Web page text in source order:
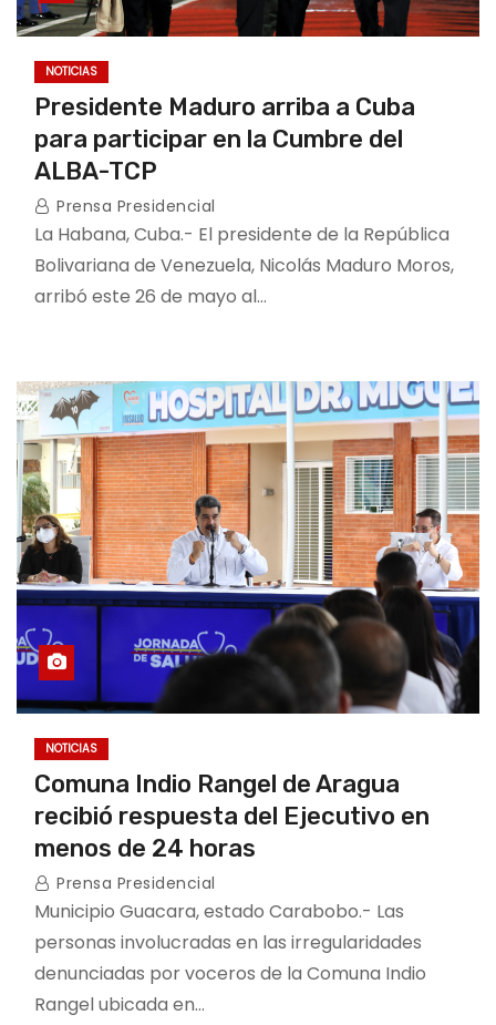
NOTICIAS
Presidente Maduro arriba a Cuba
para participar en la Cumbre del
ALBA-TCP
Prensa Presidencial
La Habana, Cuba.- El presidente de la República
Bolivariana de Venezuela, Nicolás Maduro Moros,
arribó este 26 de mayo al…
NOTICIAS
Comuna Indio Rangel de Aragua
recibió respuesta del Ejecutivo en
menos de 24 horas
Prensa Presidencial
Municipio Guacara, estado Carabobo.- Las
personas involucradas en las irregularidades
denunciadas por voceros de la Comuna Indio
Rangel ubicada en…